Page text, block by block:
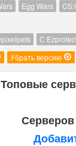
Egg Wars
С
Убрать версию
Топовые